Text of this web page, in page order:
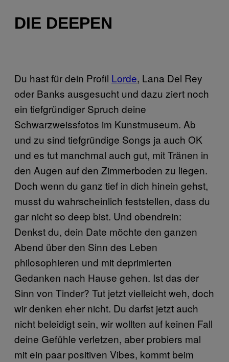
DIE DEEPEN
Du hast für dein Profil Lorde, Lana Del Rey
oder Banks ausgesucht und dazu ziert noch
ein tiefgründiger Spruch deine
Schwarzweissfotos im Kunstmuseum. Ab
und zu sind tiefgründige Songs ja auch OK
und es tut manchmal auch gut, mit Tränen in
den Augen auf den Zimmerboden zu liegen.
Doch wenn du ganz tief in dich hinein gehst,
musst du wahrscheinlich feststellen, dass du
gar nicht so deep bist. Und obendrein:
Denkst du, dein Date möchte den ganzen
Abend über den Sinn des Leben
philosophieren und mit deprimierten
Gedanken nach Hause gehen. Ist das der
Sinn von Tinder? Tut jetzt vielleicht weh, doch
wir denken eher nicht. Du darfst jetzt auch
nicht beleidigt sein, wir wollten auf keinen Fall
deine Gefühle verletzen, aber probiers mal
mit ein paar positiven Vibes, kommt beim